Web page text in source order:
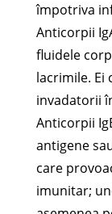
împotriva
Anticorpii
fluidele
lacrimile. Ei
invadatorii
Anticorpii
antigene
care
imunitar;